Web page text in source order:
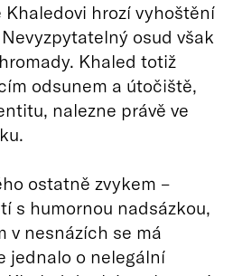
Khaledovi hrozí vyhoštění
osud však
Khaled totiž
odsunem a útočiště,
nalezne právě ve
ostatně zvykem –
s humornou nadsázkou,
v nesnázích se má
jednalo o nelegální